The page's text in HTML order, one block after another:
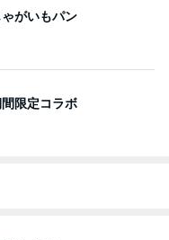
がいもパン
限定コラボ